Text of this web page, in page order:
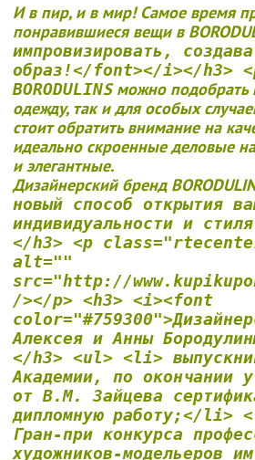
И в пир, и в мир! Самое время
понравившиеся вещи в
импровизировать,
образ!</font></i></h3>
BORODULINS можно подобрать
одежду, так и для особых
стоит обратить внимание на
идеально скроенные деловые
и элегантные.
Дизайнерский бренд
новый способ открытия
индивидуальности и
</h3> <p
alt=""
src="http://
/></p> <h3> <i><font
Алексея и Анны
</h3> <ul> <li>
Академии, по окончании
от В.М. Зайцева
дипломную работу;</li>
Гран-при конкурса
художников-модельеров